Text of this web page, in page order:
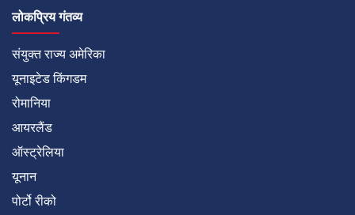
लोकप्रिय गंतव्य
संयुक्त राज्य अमेरिका
यूनाइटेड किंगडम
रोमानिया
आयरलैंड
ऑस्ट्रेलिया
यूनान
पोर्टो रीको